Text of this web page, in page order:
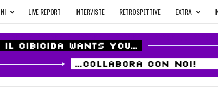
LIVE REPORT INTERVISTE RETROSPETTIVE EXTRA